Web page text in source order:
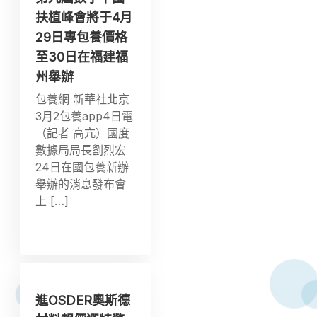
扶植峰會將于4月
29日專包養價格
至30日在福建福
州舉辦
包養網 新華社北京
3月2包養app4日電
（記者 高亢）國度
數據局局長劉烈宏
24日在國包養新辦
舉辦的消息發布會
上 […]
進OSDER奧斯德